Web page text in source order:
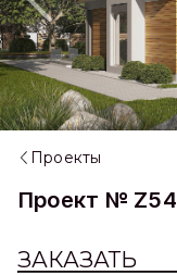
Проекты
Проект № Z54
ЗАКАЗАТЬ